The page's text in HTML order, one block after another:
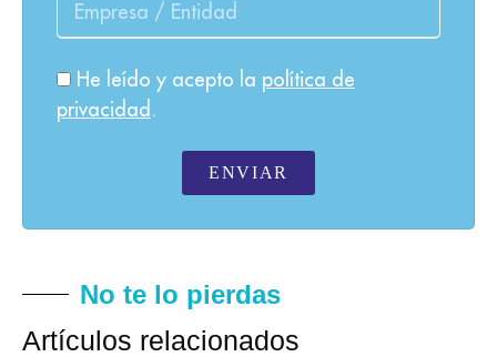
He leído y acepto la política de
privacidad .
ENVIAR
No te lo pierdas
Artículos relacionados